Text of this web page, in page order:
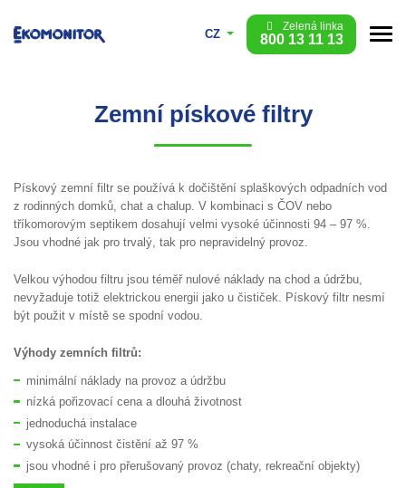
CZ
Zelená linka
800 13 11 13
Zemní pískové filtry
Pískový zemní filtr se používá k dočištění splaškových odpadních vod
z rodinných domků, chat a chalup. V kombinaci s ČOV nebo
tříkomorovým septikem dosahují velmi vysoké účinnosti 94 – 97 %.
Jsou vhodné jak pro trvalý, tak pro nepravidelný provoz.
Velkou výhodou filtru jsou téměř nulové náklady na chod a údržbu,
nevyžaduje totiž elektrickou energii jako u čističek. Pískový filtr nesmí
být použit v místě se spodní vodou.
Výhody zemních filtrů:
minimální náklady na provoz a údržbu
nízká pořizovací cena a dlouhá životnost
jednoduchá instalace
vysoká účinnost čistění až 97 %
jsou vhodné i pro přerušovaný provoz (chaty, rekreační objekty)